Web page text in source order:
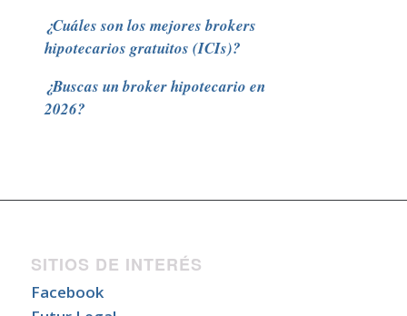
¿Cuáles son los mejores brokers
hipotecarios gratuitos (ICIs)?
¿Buscas un broker hipotecario en
2026?
SITIOS DE INTERÉS
Facebook